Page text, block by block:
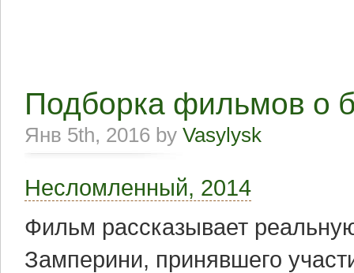
Подборка фильмов о
Янв 5th, 2016 by Vasylysk
Несломленный, 2014
Фильм рассказывает
Замперини, принявшего